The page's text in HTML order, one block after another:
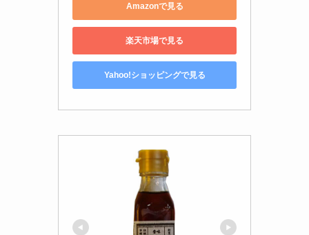
Amazonで見る
楽天市場で見る
Yahoo!ショッピングで見る